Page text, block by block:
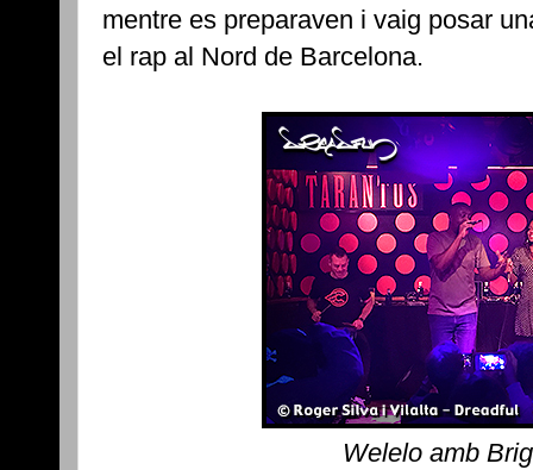
mentre es preparaven i vaig posar
el rap al Nord de Barcelona.
Welelo amb